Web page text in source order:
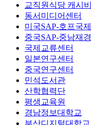
교직원식당 캐시
동서미디어센터
미국SAP-호프국
중국SAP-중남재
국제교류센터
일본연구센터
중국연구센터
민석도서관
산학협력단
평생교육원
경남정보대학교